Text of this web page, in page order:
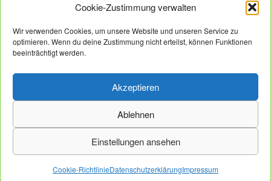
Cookie-Zustimmung verwalten
Wir verwenden Cookies, um unsere Website und unseren Service zu
optimieren. Wenn du deine Zustimmung nicht erteilst, können Funktionen
beeinträchtigt werden.
Akzeptieren
Ablehnen
Einstellungen ansehen
Cookie-RichtlinieDatenschutzerklärungImpressum
Wir empfehlen